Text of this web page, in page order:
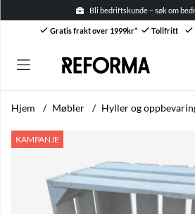
Bli bedriftskunde – søk om
Gratis frakt over 1999kr* Tollfritt
Hjem Møbler Hyller og
KAMPANJE
Produktbilder Trekasse 'Torv' - Hvit